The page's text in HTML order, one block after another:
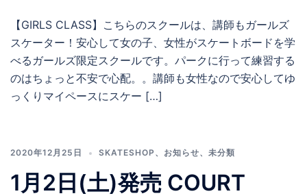
【GIRLS CLASS】こちらのスクールは、講師もガールズ
スケーター！安心して女の子、女性がスケートボードを学
べるガールズ限定スクールです。パークに行って練習する
のはちょっと不安で心配。。講師も女性なので安心してゆ
っくりマイペースにスケー […]
2020年12月25日 SKATESHOP 、 お知らせ、 未分類
1月2日(土)発売 COURT